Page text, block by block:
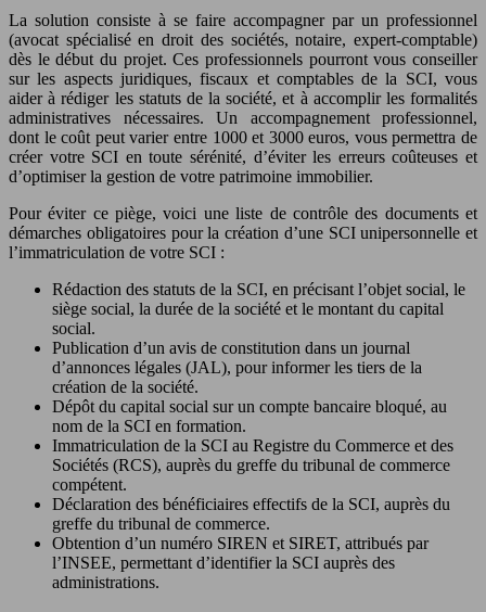
La solution consiste à se faire accompagner par un professionnel
(avocat spécialisé en droit des sociétés, notaire, expert-comptable)
dès le début du projet. Ces professionnels pourront vous conseiller
sur les aspects juridiques, fiscaux et comptables de la SCI, vous
aider à rédiger les statuts de la société, et à accomplir les formalités
administratives nécessaires. Un accompagnement professionnel,
dont le coût peut varier entre 1000 et 3000 euros, vous permettra de
créer votre SCI en toute sérénité, d’éviter les erreurs coûteuses et
d’optimiser la gestion de votre patrimoine immobilier.
Pour éviter ce piège, voici une liste de contrôle des documents et
démarches obligatoires pour la création d’une SCI unipersonnelle et
l’immatriculation de votre SCI :
Rédaction des statuts de la SCI, en précisant l’objet social, le
siège social, la durée de la société et le montant du capital
social.
Publication d’un avis de constitution dans un journal
d’annonces légales (JAL), pour informer les tiers de la
création de la société.
Dépôt du capital social sur un compte bancaire bloqué, au
nom de la SCI en formation.
Immatriculation de la SCI au Registre du Commerce et des
Sociétés (RCS), auprès du greffe du tribunal de commerce
compétent.
Déclaration des bénéficiaires effectifs de la SCI, auprès du
greffe du tribunal de commerce.
Obtention d’un numéro SIREN et SIRET, attribués par
l’INSEE, permettant d’identifier la SCI auprès des
administrations.